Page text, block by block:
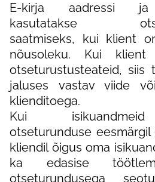
E-kirja aadressi ja
kasutatakse
saatmiseks, kui klient
nõusoleku. Kui
otseturustusteateid, siis
jaluses vastav viide
klienditoega.
Kui
otseturunduse eesmärgil
kliendil õigus oma
ka edasise
otseturundusega